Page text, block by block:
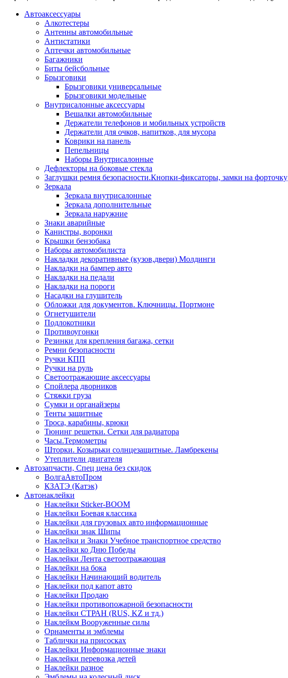
Автоаксессуары
Алкотестеры
Антенны автомобильные
Антистатики
Аптечки автомобильные
Багажники
Биты бейсбольные
Брызговики
Брызговики универсальные
Брызговики модельные
Внутрисалонные аксессуары
Вешалки автомобильные
Держатели телефонов и мобильных устройств
Держатели для очков, напитков, для мусора
Коврики на панель
Пепельницы
Наборы Внутрисалонные
Дефлекторы на боковые стекла
Заглушки ремня безопасности.Кнопки-фиксаторы, замки на форточку
Зеркала
Зеркала внутрисалонные
Зеркала дополнительные
Зеркала наружние
Знаки аварийные
Канистры, воронки
Крышки бензобака
Наборы автомобилиста
Накладки декоративные (кузов,двери) Молдинги
Накладки на бампер авто
Накладки на педали
Накладки на пороги
Насадки на глушитель
Обложки для документов. Ключницы. Портмоне
Огнетушители
Подлокотники
Противоугонки
Резинки для крепления багажа, сетки
Ремни безопасности
Ручки КПП
Ручки на руль
Светоотражающие аксессуары
Спойлера дворников
Стяжки груза
Сумки и органайзеры
Тенты защитные
Троса, карабины, крюки
Тюнинг решетки. Сетки для радиатора
Часы.Термометры
Шторки. Козырьки солнцезащитные. Ламбрекены
Утеплители двигателя
Автозапчасти, Спец цена без скидок
ВолгаАвтоПром
КЗАТЭ (Катэк)
Автонаклейки
Наклейки Sticker-BOOM
Наклейки Боевая классика
Наклейки для грузовых авто информационные
Наклейки знак Шипы
Наклейки и Знаки Учебное транспортное средство
Наклейки ко Дню Победы
Наклейки Лента светоотражающая
Наклейки на бока
Наклейки Начинающий водитель
Наклейки под капот авто
Наклейки Продаю
Наклейки противопожарной безопасности
Наклейки СТРАН (RUS, KZ и тд.)
Наклейкм Вооруженные силы
Орнаменты и эмблемы
Таблички на присосках
Наклейки Информационные знаки
Наклейки перевозка детей
Наклейки разное